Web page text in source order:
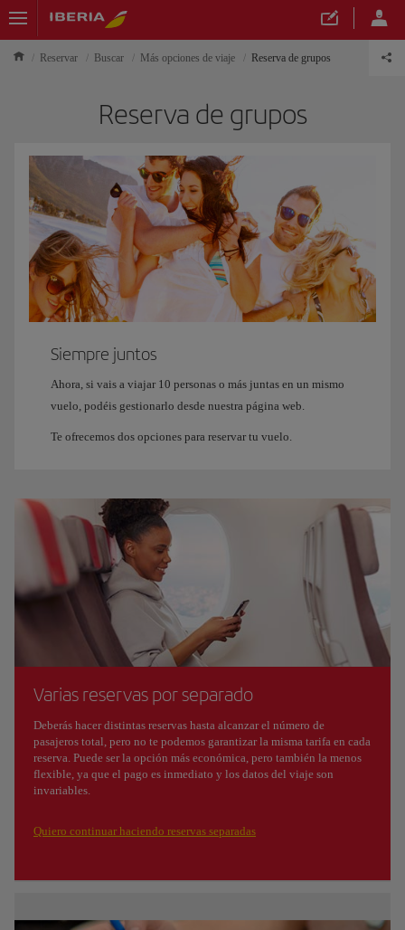
Reservar Buscar Más opciones de viaje Reserva de grupos
Reserva de grupos
Siempre juntos
Ahora, si vais a viajar 10 personas o más juntas en un mismo
vuelo, podéis gestionarlo desde nuestra página web.
Te ofrecemos dos opciones para reservar tu vuelo.
Varias reservas por separado
Deberás hacer distintas reservas hasta alcanzar el número de
pasajeros total, pero no te podemos garantizar la misma tarifa en cada
reserva. Puede ser la opción más económica, pero también la menos
flexible, ya que el pago es inmediato y los datos del viaje son
invariables.
Quiero continuar haciendo reservas separadas